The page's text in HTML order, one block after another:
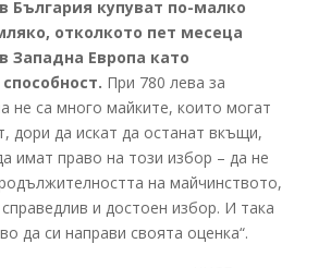
България купуват по-малко
отколкото пет месеца
Западна Европа като
При 780 лева за
не са много майките, които могат
дори да искат да останат вкъщи,
имат право на този избор – да не
на майчинството,
и достоен избор. И така
да си направи своята оценка“.